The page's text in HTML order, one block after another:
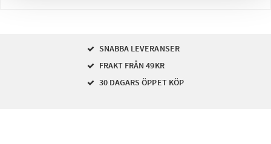
SNABBA LEVERANSER
FRAKT FRÅN 49KR
30 DAGARS ÖPPET KÖP